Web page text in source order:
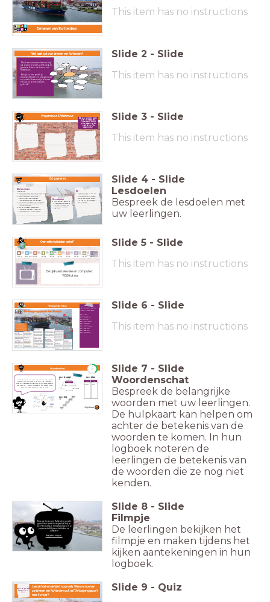
De haven van Rotterdam
This item has no instructions
Wat weet jij al over de haven van Rotterdam?
Maak een woordveld en schrijf
op wat jij al weet over Europa's
grootste haven: de haven van
Rotterdam.
Bekijk en bespreek je
woordveld met een klasgenootje
en vertel elkaar wat je al weet.
Heb jij nu al iets nieuws
geleerd?
Slide 2 - Slide
This item has no instructions
Vragenmuur & Weetmuur Wat zou je willen weten
over de haven van
Rotterdam? Schrijf
jouw vragen op en
plak ze op de
vragenmuur!
Slide 3 - Slide
This item has no instructions
Wereldoriëntatie
Dit ga je leren
Woordenschat
Na deze les begrijp ik
de belangrijke woorden
die met de haven van
Rotterdam te maken
hebben.
Taal
Na deze les kan ik aan de
hand van een
informatieplaat uitleggen
wie of wat er komt kijken
bij het in- en uitvaren
van de haven.
Slide 4 - Slide
Lesdoelen
Bespreek de lesdoelen met
uw leerlingen.
Over welke tijd hebben we het?
De tijd van televisie en computer:
1950 tot nu
Slide 5 - Slide
This item has no instructions
Verdiepende tekst Arceer de woorden die je
nog niet goed begrijpt.
Arceer in ieder geval:
de dam
overstromen
de zandbank
het kanaal
de industrie
de steenkool
de ijzererts
de grondstoffen
de goederen
de aardolie
de container
Slide 6 - Slide
This item has no instructions
Woordenschat
betekenis van de woorden die jij hebt gearceerd.
Weet je de betekenis nog niet? Schrijf de betekenis
voor jezelf op. Horen er woorden bij elkaar? Maak
dan een woordparaplu, -kast of -trap.
groot klein
Hulpkaart
woordparapl
u
woordtra
p
woordkast
5:00 Slide 7 - Slide
Woordenschat
Bespreek de belangrijke
woorden met uw leerlingen.
De hulpkaart kan helpen om
achter de betekenis van de
woorden te komen. In hun
logboek noteren de
leerlingen de betekenis van
de woorden die ze nog niet
kenden.
Wow, de haven van Rotterdam is echt
groot! Hoe komt dat eigenlijk? Kijk je
mee? En maak je aantekeningen in je
projectschrift tijdens het kijken en
luisteren?
Bekijk het filmpje.
Slide 8 - Slide
Filmpje
De leerlingen bekijken het
filmpje en maken tijdens het
kijken aantekeningen in hun
logboek.
..
Heb jij de tekst goed
begrepen? Test je
kennis!
Lees de titel van de tekst nogmaals. Waarom noemen
ze de haven van Rotterdam ook wel 'De toegangspoort
naar Europa'?
Slide 9 - Quiz